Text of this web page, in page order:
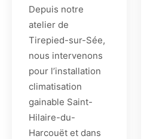
Depuis notre
atelier de
Tirepied-sur-Sée,
nous intervenons
pour l’installation
climatisation
gainable Saint-
Hilaire-du-
Harcouët et dans